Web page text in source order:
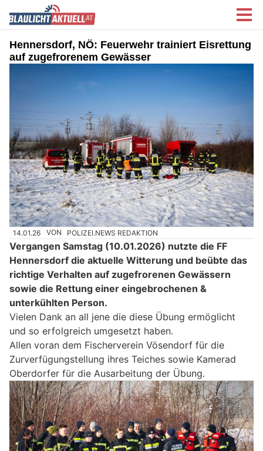
Hennersdorf, NÖ: Feuerwehr trainiert Eisrettung
auf zugefrorenem Gewässer
14.01.26 VON POLIZEI.NEWS REDAKTION
Vergangen Samstag (10.01.2026) nutzte die FF
Hennersdorf die aktuelle Witterung und beübte das
richtige Verhalten auf zugefrorenen Gewässern
sowie die Rettung einer eingebrochenen &
unterkühlten Person.
Vielen Dank an all jene die diese Übung ermöglicht
und so erfolgreich umgesetzt haben.
Allen voran dem Fischerverein Vösendorf für die
Zurverfügungstellung ihres Teiches sowie Kamerad
Oberdorfer für die Ausarbeitung der Übung.